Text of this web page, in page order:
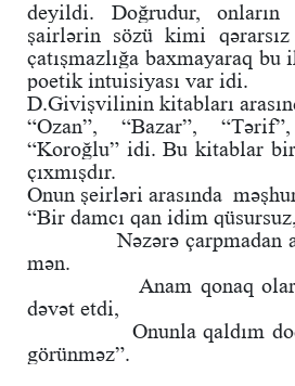
deyildi. Doğrudur, onların
şairlərin sözü kimi
çatışmazlığa baxmayaraq bu
poetik intuisiyası var idi.
D.Givişvilinin kitabları
“Ozan”, “Bazar”,
“Koroğlu” idi. Bu kitablar
çıxmışdır.
Onun şeirləri arasında
“Bir damcı qan idim qüsursuz,
Nəzərə çarpmadan
mən.
Anam qonaq olaraq
dəvət etdi,
Onunla qaldım
görünməz”.